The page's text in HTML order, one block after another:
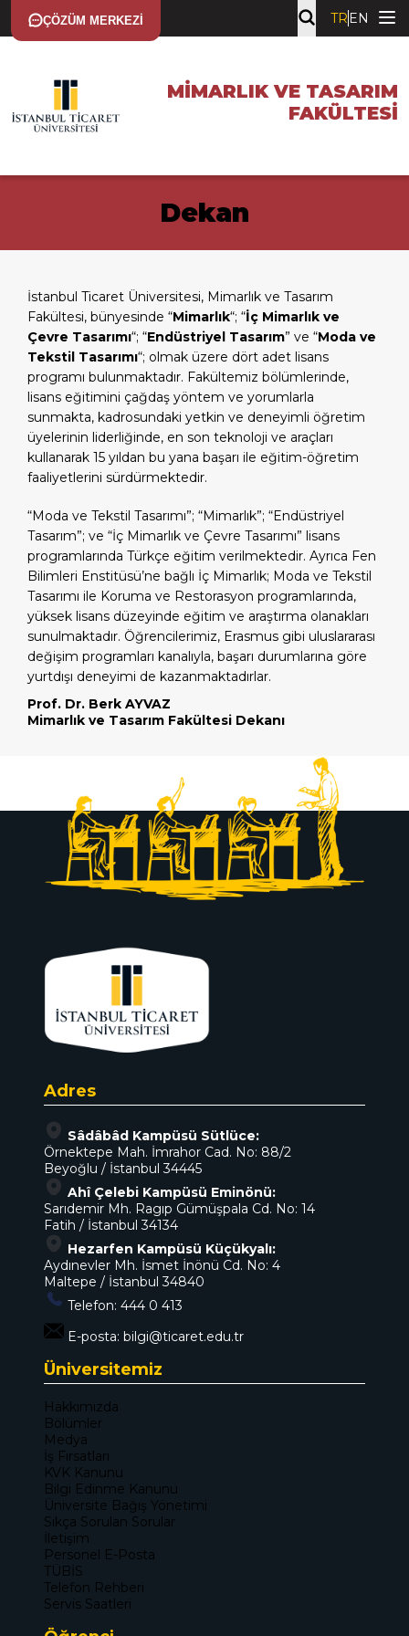
ÇÖZÜM MERKEZI TR EN
MIMARLIK VE TASARIM
FAKÜLTESI
Dekan
İstanbul Ticaret Üniversitesi, Mimarlık ve Tasarım
Fakültesi, bünyesinde “Mimarlık“; “İç Mimarlık ve
Çevre Tasarımı“; “Endüstriyel Tasarım” ve “Moda ve
Tekstil Tasarımı“; olmak üzere dört adet lisans
programı bulunmaktadır. Fakültemiz bölümlerinde,
lisans eğitimini çağdaş yöntem ve yorumlarla
sunmakta, kadrosundaki yetkin ve deneyimli öğretim
üyelerinin liderliğinde, en son teknoloji ve araçları
kullanarak 15 yıldan bu yana başarı ile eğitim-öğretim
faaliyetlerini sürdürmektedir.
“Moda ve Tekstil Tasarımı”; “Mimarlık”; “Endüstriyel
Tasarım”; ve “İç Mimarlık ve Çevre Tasarımı” lisans
programlarında Türkçe eğitim verilmektedir. Ayrıca Fen
Bilimleri Enstitüsü’ne bağlı İç Mimarlık; Moda ve Tekstil
Tasarımı ile Koruma ve Restorasyon programlarında,
yüksek lisans düzeyinde eğitim ve araştırma olanakları
sunulmaktadır. Öğrencilerimiz, Erasmus gibi uluslararası
değişim programları kanalıyla, başarı durumlarına göre
yurtdışı deneyimi de kazanmaktadırlar.
Prof. Dr. Berk AYVAZ
Mimarlık ve Tasarım Fakültesi Dekanı
Adres
Sâdâbâd Kampüsü Sütlüce:
Örnektepe Mah. İmrahor Cad. No: 88/2
Beyoğlu / İstanbul 34445
Ahî Çelebi Kampüsü Eminönü:
Sarıdemir Mh. Ragıp Gümüşpala Cd. No: 14
Fatih / İstanbul 34134
Hezarfen Kampüsü Küçükyalı:
Aydınevler Mh. İsmet İnönü Cd. No: 4
Maltepe / İstanbul 34840
Telefon: 444 0 413
E-posta: bilgi@ticaret.edu.tr
Üniversitemiz
Hakkımızda
Bölümler
Medya
İş Fırsatları
KVK Kanunu
Bilgi Edinme Kanunu
Üniversite Bağış Yönetimi
Sıkça Sorulan Sorular
İletişim
Personel E-Posta
TÜBİS
Telefon Rehberi
Servis Saatleri